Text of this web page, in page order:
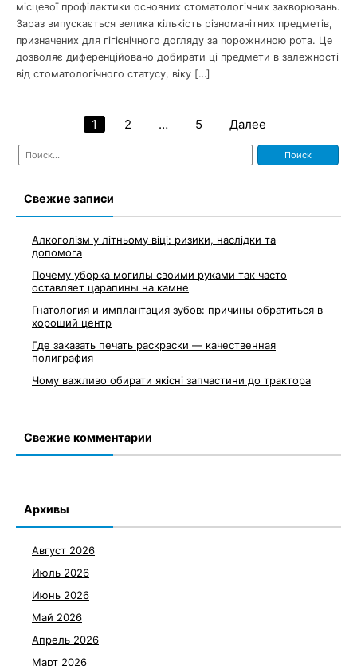
місцевої профілактики основних стоматологічних захворювань.
Зараз випускається велика кількість різноманітних предметів,
призначених для гігієнічного догляду за порожниною рота. Це
дозволяє диференційовано добирати ці предмети в залежності
від стоматологічного статусу, віку […]
Навигация
по
1 2 … 5 Далее
Найти:
Свежие записи
Алкоголізм у літньому віці: ризики, наслідки та
допомога
Почему уборка могилы своими руками так часто
оставляет царапины на камне
Гнатология и имплантация зубов: причины обратиться в
хороший центр
Где заказать печать раскраски — качественная
полиграфия
Чому важливо обирати якісні запчастини до трактора
Свежие комментарии
Архивы
Август 2026
Июль 2026
Июнь 2026
Май 2026
Апрель 2026
Март 2026